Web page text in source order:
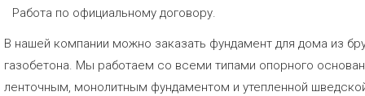
Работа по официальному договору.
В нашей компании можно заказать фундамент для дома из
газобетона. Мы работаем со всеми типами опорного
ленточным, монолитным фундаментом и утепленной